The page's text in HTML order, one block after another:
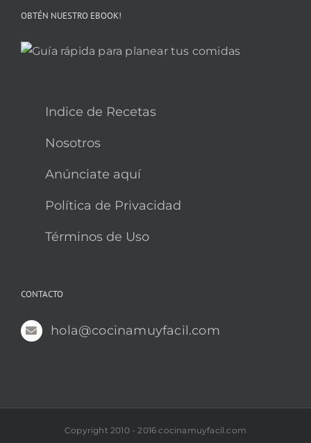
OBTÉN NUESTRO EBOOK!
Indice de Recetas
Nosotros
Anúnciate aquí
Política de Privacidad
Términos de Uso
CONTACTO
hola@cocinamuyfacil.com
Copyright 2010 - 2016 cocinamuyfacil.com